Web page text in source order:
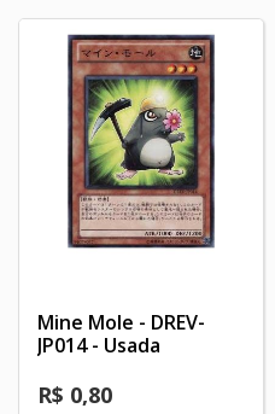
Mine Mole - DREV-
JP014 - Usada
R$ 0,80